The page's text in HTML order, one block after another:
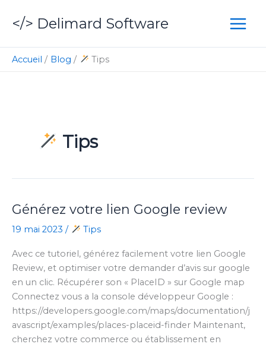
</> Delimard Software
Accueil Blog Tips
Tips
Générez votre lien Google review
19 mai 2023 / Tips
Avec ce tutoriel, générez facilement votre lien Google
Review, et optimiser votre demander d’avis sur google
en un clic. Récupérer son « PlaceID » sur Google map
Connectez vous a la console développeur Google :
https://developers.google.com/maps/documentation/j
avascript/examples/places-placeid-finder Maintenant,
cherchez votre commerce ou établissement en